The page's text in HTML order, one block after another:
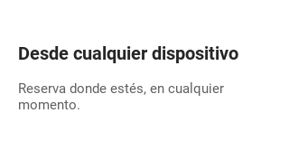
Desde cualquier dispositivo
Reserva donde estés, en cualquier
momento.